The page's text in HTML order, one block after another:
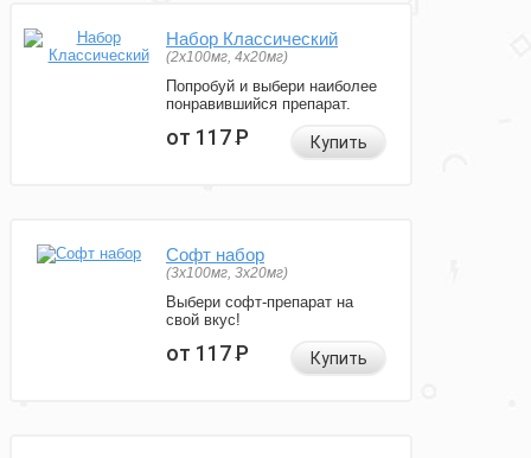
Набор Классический
(2x100мг, 4x20мг)
Попробуй и выбери наиболее
понравившийся препарат.
от 117Р Купить
Софт набор
(3x100мг, 3x20мг)
Выбери софт-препарат на
свой вкус!
от 117Р Купить